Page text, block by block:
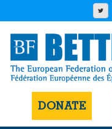
DONATE